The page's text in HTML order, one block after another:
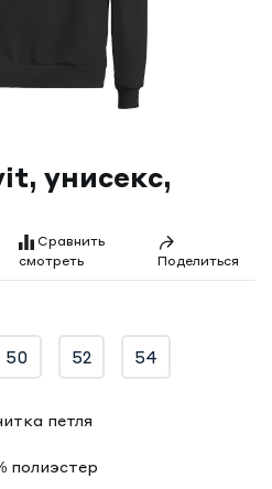
унисекс,
Сравнить
смотреть
Поделиться
50 52 54
петля
полиэстер